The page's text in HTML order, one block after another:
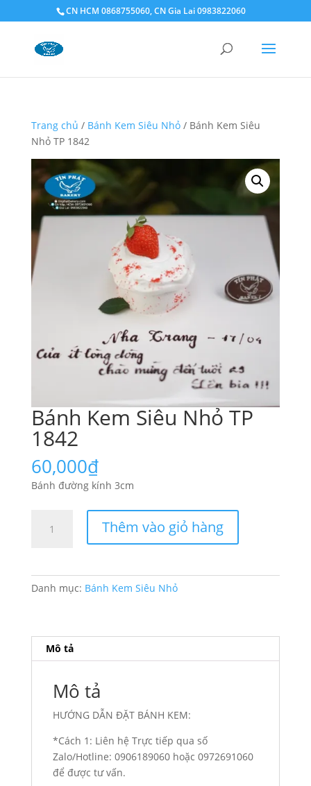
CN HCM 0868755060, CN Gia Lai 0983822060
Trang chủ / Bánh Kem Siêu Nhỏ/ Bánh Kem Siêu
Nhỏ TP 1842
Bánh Kem Siêu Nhỏ TP
1842
60,000₫
Bánh đường kính 3cm
Thêm vào giỏ hàng
Danh mục: Bánh Kem Siêu Nhỏ
Mô tả
Mô tả
HƯỚNG DẪN ĐẶT BÁNH KEM:
*Cách 1: Liên hệ Trực tiếp qua số
Zalo/Hotline: 0906189060 hoặc 0972691060
để được tư vấn.